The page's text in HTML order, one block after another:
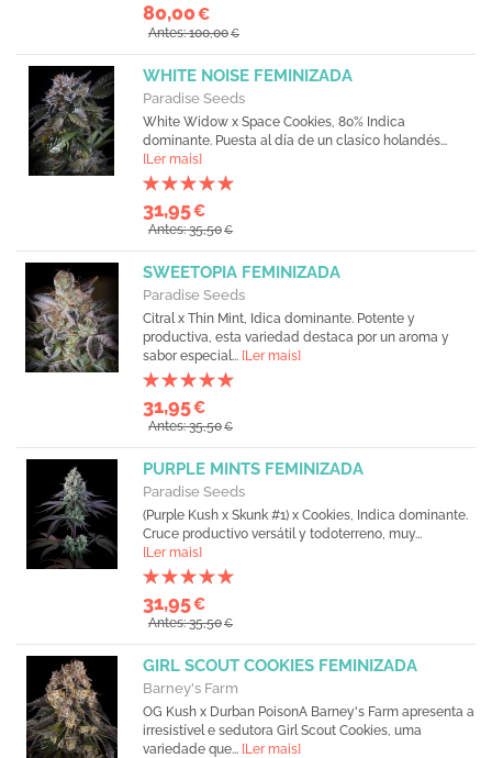
80,00€
Antes: 100,00€
WHITE NOISE FEMINIZADA
Paradise Seeds
White Widow x Space Cookies, 80% Indica
dominante. Puesta al día de un clasíco holandés...
[Ler mais]
31,95€
Antes: 35,50€
SWEETOPIA FEMINIZADA
Paradise Seeds
Citral x Thin Mint, Idica dominante. Potente y
productiva, esta variedad destaca por un aroma y
sabor especial... [Ler mais]
31,95€
Antes: 35,50€
PURPLE MINTS FEMINIZADA
Paradise Seeds
(Purple Kush x Skunk #1) x Cookies, Indica dominante.
Cruce productivo versátil y todoterreno, muy...
[Ler mais]
31,95€
Antes: 35,50€
GIRL SCOUT COOKIES FEMINIZADA
Barney's Farm
OG Kush x Durban PoisonA Barney's Farm apresenta a
irresistível e sedutora Girl Scout Cookies, uma
variedade que... [Ler mais]